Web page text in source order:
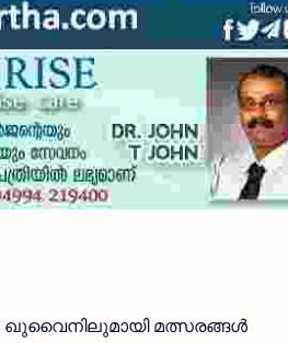
ഖുവൈനിലുമായി മത്സരങ്ങൾ